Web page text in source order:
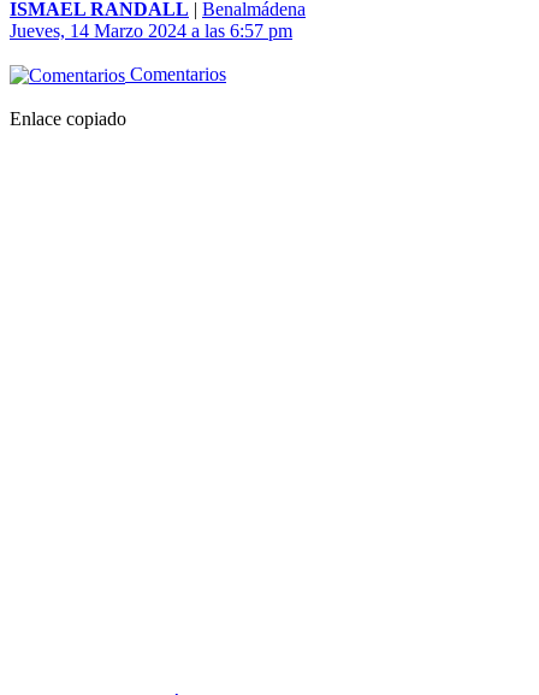
ISMAEL RANDALL | Benalmádena
Jueves, 14 Marzo 2024 a las 6:57 pm
Comentarios
Enlace copiado